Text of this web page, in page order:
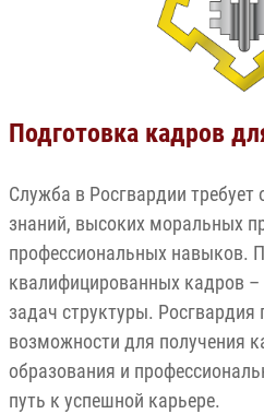
Подготовка кадров
Служба в Росгвардии требует
знаний, высоких моральных
профессиональных навыков.
квалифицированных кадров –
задач структуры.
возможности для получения
образования и
путь к успешной карьере.